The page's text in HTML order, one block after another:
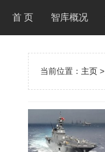
首 页 智库概况
当前位置： 主页 >